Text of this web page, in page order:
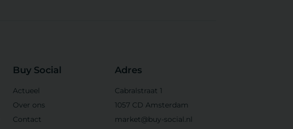
Buy Social
Actueel
Over ons
Contact
Adres
Cabralstraat 1
1057 CD Amsterdam
market@buy-social.nl